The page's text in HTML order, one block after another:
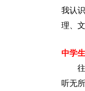
我认
理、
中学
听无